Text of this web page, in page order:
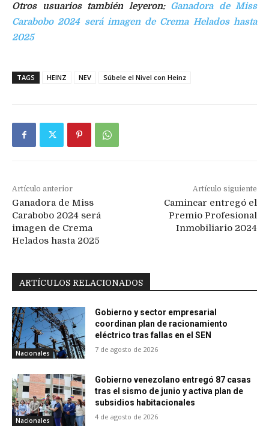
Otros usuarios también leyeron: Ganadora de Miss
Carabobo 2024 será imagen de Crema Helados hasta
2025
TAGS HEINZ NEV Súbele el Nivel con Heinz
Artículo anterior
Ganadora de Miss
Carabobo 2024 será
imagen de Crema
Helados hasta 2025
Artículo siguiente
Camincar entregó el
Premio Profesional
Inmobiliario 2024
ARTÍCULOS RELACIONADOS
Nacionales
Gobierno y sector empresarial
coordinan plan de racionamiento
eléctrico tras fallas en el SEN
7 de agosto de 2026
Nacionales
Gobierno venezolano entregó 87 casas
tras el sismo de junio y activa plan de
subsidios habitacionales
4 de agosto de 2026